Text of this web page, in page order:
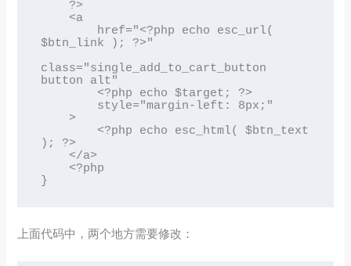
$btn_link ); ?>"
class="single_add_to_cart_button
button alt"
); ?>
}
上面代码中，两个地方需要修改：